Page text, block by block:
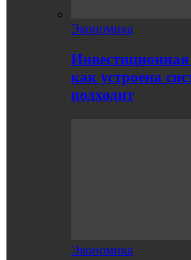
Экономика
как устроена
подходит
Экономика